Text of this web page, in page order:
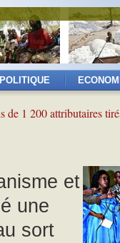
POLITIQUE
de 1 200 attributaires
et
une
sort